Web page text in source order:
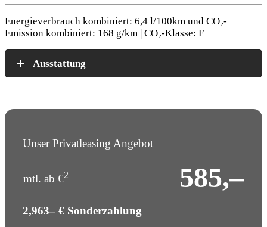
Energieverbrauch kombiniert: 6,4 l/100km und CO₂-
Emission kombiniert: 168 g/km | CO₂-Klasse: F
Ausstattung
Unser Privatleasing Angebot
mtl. ab €2 585,–
2,963– € Sonderzahlung